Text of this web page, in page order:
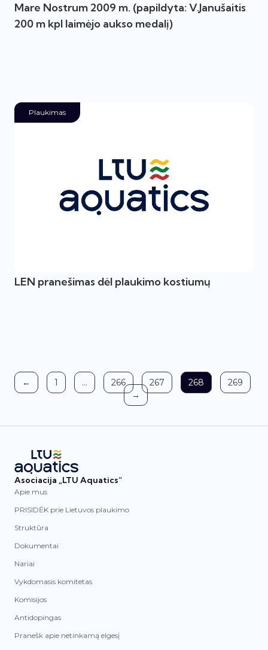
Mare Nostrum 2009 m. (papildyta: V.Janušaitis
200 m kpl laimėjo aukso medalį)
Plaukimas
LEN pranešimas dėl plaukimo kostiumų
← 1 … 266 267 268
269
→
Asociacija „LTU Aquatics“
Apie mus
PRISIDĖK prie Lietuvos plaukimo
Struktūra
Dokumentai
Nariai
Vykdomasis komitetas
Komisijos
Antidopingas
Pranešk apie netinkamą elgesį